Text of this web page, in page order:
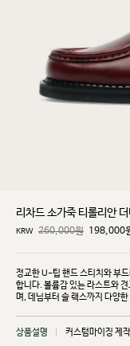
리차드 소가죽 티롤리안
KRW 260,000원 198,000
정교한 U-팁 핸드 스티치와 부
합니다. 볼륨감 있는 라스트와
며, 데님부터 슬랙스까지 다양
상품설명 커스텀마이징 제작